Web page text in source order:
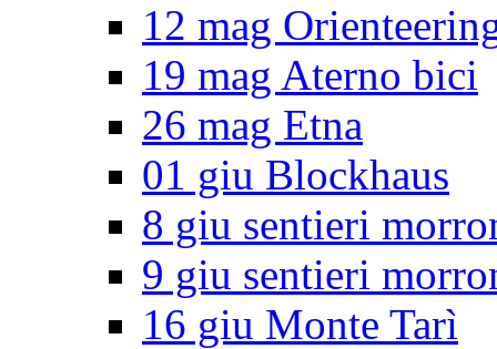
12 mag
19 mag Aterno bici
26 mag Etna
01 giu Blockhaus
8 giu sentieri
9 giu sentieri
16 giu Monte Tarì